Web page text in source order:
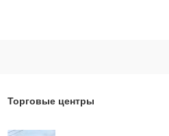
Торговые центры